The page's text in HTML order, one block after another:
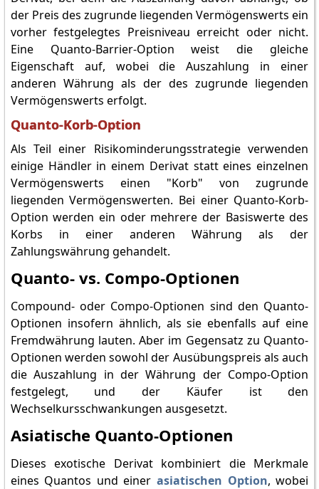
der Preis des zugrunde liegenden Vermögenswerts ein
vorher festgelegtes Preisniveau erreicht oder nicht.
Eine Quanto-Barrier-Option weist die gleiche
Eigenschaft auf, wobei die Auszahlung in einer
anderen Währung als der des zugrunde liegenden
Vermögenswerts erfolgt.
Quanto-Korb-Option
Als Teil einer Risikominderungsstrategie verwenden
einige Händler in einem Derivat statt eines einzelnen
Vermögenswerts einen "Korb" von zugrunde
liegenden Vermögenswerten. Bei einer Quanto-Korb-
Option werden ein oder mehrere der Basiswerte des
Korbs in einer anderen Währung als der
Zahlungswährung gehandelt.
Quanto- vs. Compo-Optionen
Compound- oder Compo-Optionen sind den Quanto-
Optionen insofern ähnlich, als sie ebenfalls auf eine
Fremdwährung lauten. Aber im Gegensatz zu Quanto-
Optionen werden sowohl der Ausübungspreis als auch
die Auszahlung in der Währung der Compo-Option
festgelegt, und der Käufer ist den
Wechselkursschwankungen ausgesetzt.
Asiatische Quanto-Optionen
Dieses exotische Derivat kombiniert die Merkmale
eines Quantos und einerasiatischen Option, wobei